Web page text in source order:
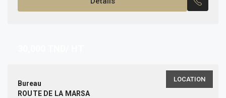
LOCATION
Bureau
ROUTE DE LA MARSA